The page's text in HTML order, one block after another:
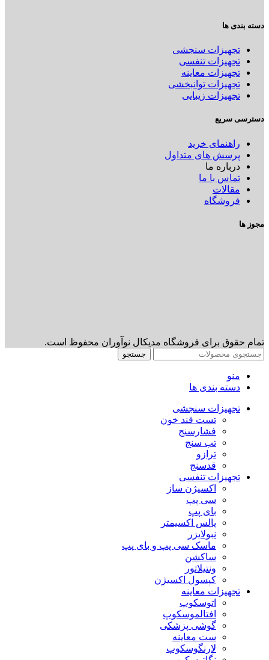
دسته بندی ها
تجهیزات سنجشی
تجهیزات تنفسی
تجهیزات معاینه
تجهیزات توانبخشی
تجهیزات زیبایی
دسترسی سریع
راهنمای خرید
پرسش های متداول
درباره ما
تماس با ما
مقالات
فروشگاه
مجوز ها
تمام حقوق برای فروشگاه مدیکال نوآوران محفوظ است.
جستجو
منو
دسته بندی ها
تجهیزات سنجشی
تست قند خون
فشارسنج
تب سنج
ترازو
قدسنج
تجهیزات تنفسی
اکسیژن ساز
سی پپ
بای پپ
پالس اکسیمتر
نبولایزر
ماسک سی پپ و بای پپ
ساکشن
ونتیلاتور
کپسول اکسیژن
تجهیزات معاینه
اتوسکوپ
افتالموسکوپ
گوشی پزشکی
ست معاینه
لارنگوسکوپ